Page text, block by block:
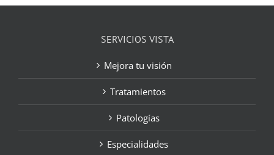
SERVICIOS VISTA
Mejora tu visión
Tratamientos
Patologías
Especialidades